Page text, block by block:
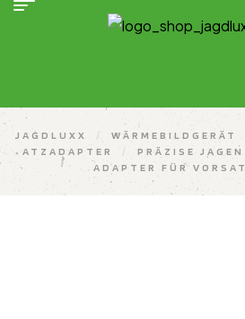
JAGDLUXX / WÄRMEBILDGERÄT
ATZADAPTER
/
PRÄZISE
ADAPTER FÜR